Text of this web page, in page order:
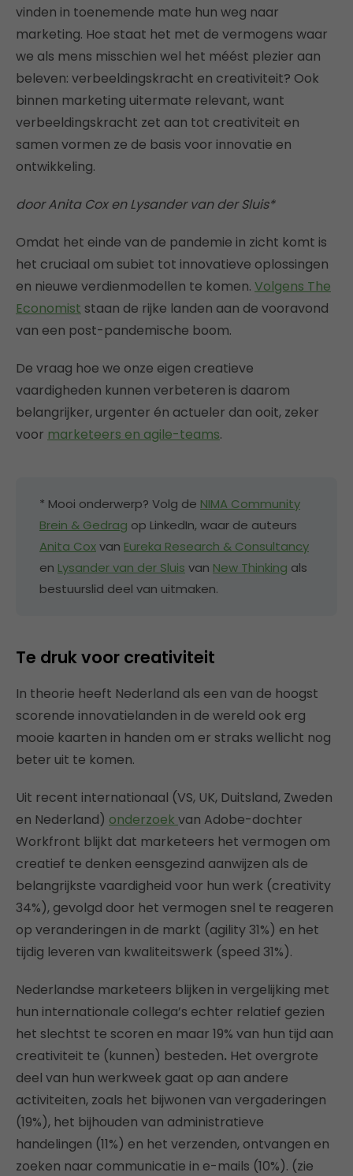
vinden in toenemende mate hun weg naar
marketing. Hoe staat het met de vermogens waar
we als mens misschien wel het méést plezier aan
beleven: verbeeldingskracht en creativiteit? Ook
binnen marketing uitermate relevant, want
verbeeldingskracht zet aan tot creativiteit en
samen vormen ze de basis voor innovatie en
ontwikkeling.
door Anita Cox en Lysander van der Sluis*
Omdat het einde van de pandemie in zicht komt is
het cruciaal om subiet tot innovatieve oplossingen
en nieuwe verdienmodellen te komen. Volgens The
Economist staan de rijke landen aan de vooravond
van een post-pandemische boom.
De vraag hoe we onze eigen creatieve
vaardigheden kunnen verbeteren is daarom
belangrijker, urgenter én actueler dan ooit, zeker
voor marketeers en agile-teams.
* Mooi onderwerp? Volg de NIMA Community
Brein & Gedrag op LinkedIn, waar de auteurs
Anita Coxvan Eureka Research & Consultancy
en Lysander van der Sluis van New Thinking als
bestuurslid deel van uitmaken.
Te druk voor creativiteit
In theorie heeft Nederland als een van de hoogst
scorende innovatielanden in de wereld ook erg
mooie kaarten in handen om er straks wellicht nog
beter uit te komen.
Uit recent internationaal (VS, UK, Duitsland, Zweden
en Nederland) onderzoek van Adobe-dochter
Workfront blijkt dat marketeers het vermogen om
creatief te denken eensgezind aanwijzen als de
belangrijkste vaardigheid voor hun werk (creativity
34%), gevolgd door het vermogen snel te reageren
op veranderingen in de markt (agility 31%) en het
tijdig leveren van kwaliteitswerk (speed 31%).
Nederlandse marketeers blijken in vergelijking met
hun internationale collega’s echter relatief gezien
het slechtst te scoren en maar 19% van hun tijd aan
creativiteit te (kunnen) besteden. Het overgrote
deel van hun werkweek gaat op aan andere
activiteiten, zoals het bijwonen van vergaderingen
(19%), het bijhouden van administratieve
handelingen (11%) en het verzenden, ontvangen en
zoeken naar communicatie in e-mails (10%). (zie